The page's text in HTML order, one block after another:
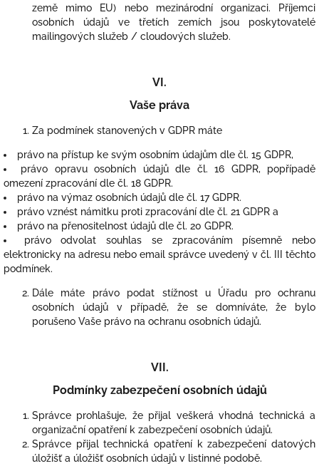
země mimo EU) nebo mezinárodní organizaci. Příjemci
osobních údajů ve třetích zemích jsou poskytovatelé
mailingových služeb / cloudových služeb.
VI.
Vaše práva
Za podmínek stanovených v GDPR máte
právo na přístup ke svým osobním údajům dle čl. 15 GDPR,
právo opravu osobních údajů dle čl. 16 GDPR, popřípadě
omezení zpracování dle čl. 18 GDPR.
právo na výmaz osobních údajů dle čl. 17 GDPR.
právo vznést námitku proti zpracování dle čl. 21 GDPR a
právo na přenositelnost údajů dle čl. 20 GDPR.
právo odvolat souhlas se zpracováním písemně nebo
elektronicky na adresu nebo email správce uvedený v čl. III těchto
podmínek.
Dále máte právo podat stížnost u Úřadu pro ochranu
osobních údajů v případě, že se domníváte, že bylo
porušeno Vaše právo na ochranu osobních údajů.
VII.
Podmínky zabezpečení osobních údajů
Správce prohlašuje, že přijal veškerá vhodná technická a
organizační opatření k zabezpečení osobních údajů.
Správce přijal technická opatření k zabezpečení datových
úložišť a úložišť osobních údajů v listinné podobě.